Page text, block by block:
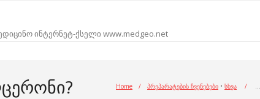
ინტერნეტ-ქსელი www.medgeo.net
Home / პრეპარატების ჩვენებები • სხვა / …